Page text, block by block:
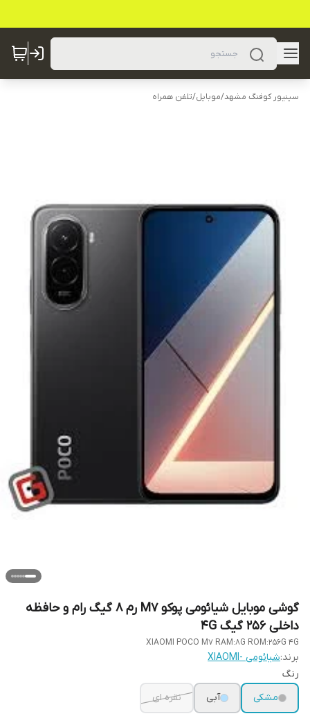
سینیور کوفنگ مشهد/موبایل/تلفن همراه
گوشی موبایل شیائومی پوکو M7 رم 8 گیگ رام و حافظه
داخلی 256 گیگ 4G
XIAOMI POCO M7 RAM:8G ROM:256G 4G
برند:شیائومی -XIAOMI
رنگ
مشکی
آبی نقره ای